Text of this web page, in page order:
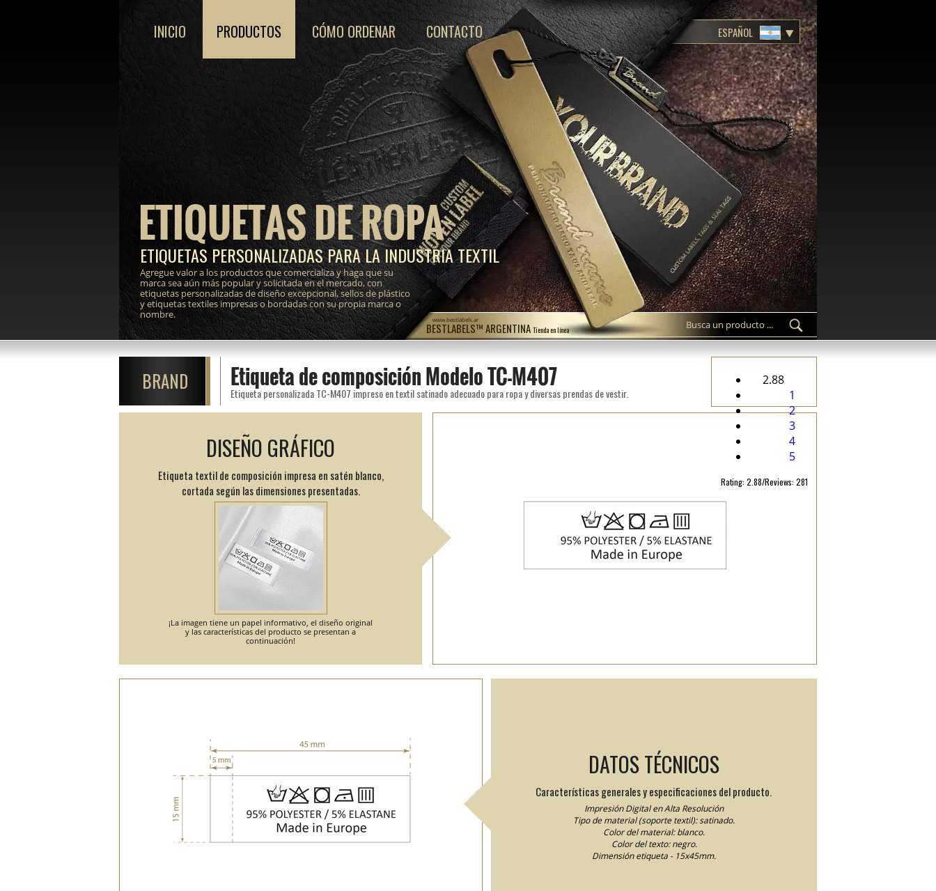
BESTLABELS™ ARGENTINA Tienda en línea
www.bestlabels.ar
ETIQUETAS DE ROPA
ETIQUETAS PERSONALIZADAS PARA LA INDUSTRIA TEXTIL
Agregue valor a los productos que comercializa y haga que su
marca sea aún más popular y solicitada en el mercado, con
etiquetas personalizadas de diseño excepcional, sellos de plástico
y etiquetas textiles impresas o bordadas con su propia marca o
nombre.
INICIO PRODUCTOS CÓMO ORDENAR CONTACTO ESPAÑOL
BRAND Etiqueta de composición Modelo TC-M407
Etiqueta personalizada TC-M407 impreso en textil satinado adecuado para ropa y diversas prendas de vestir.
2.88
1
2
3
4
5
Rating: 2.88/Reviews: 281
DISEÑO GRÁFICO
Etiqueta textil de composición impresa en satén blanco,
cortada según las dimensiones presentadas.
¡La imagen tiene un papel informativo, el diseño original
y las características del producto se presentan a
continuación!
DATOS TÉCNICOS
Características generales y especificaciones del producto.
Impresión Digital en Alta Resolución
Tipo de material (soporte textil): satinado.
Color del material: blanco.
Color del texto: negro.
Dimensión etiqueta - 15x45mm.